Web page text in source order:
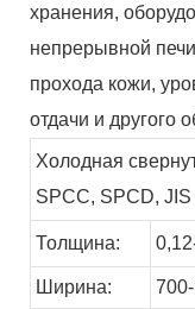
хранения,
непрерывной
прохода кожи,
отдачи и другого
Холодная
SPCC, SPCD, JIS
Толщина:
Ширина: